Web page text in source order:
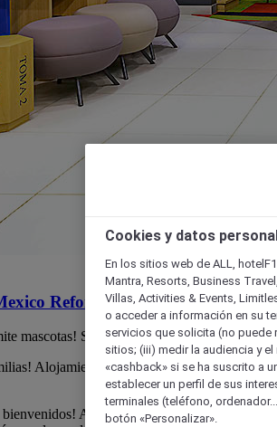
Reforma
mascotas! Se aceptan perros de hasta 15 kg
Alojamiento para hasta 2 adultos y 2
Acomoda hasta un niño en la
Cookies y datos
En los sitios web de ALL,
Mantra, Resorts, Business
Villas, Activities & Events,
o acceder a información en su
servicios que solicita (no puede
sitios; (iii) medir la audiencia y
«cashback» si se ha suscrito a
establecer un perfil de sus
terminales (teléfono,
botón «Personalizar».